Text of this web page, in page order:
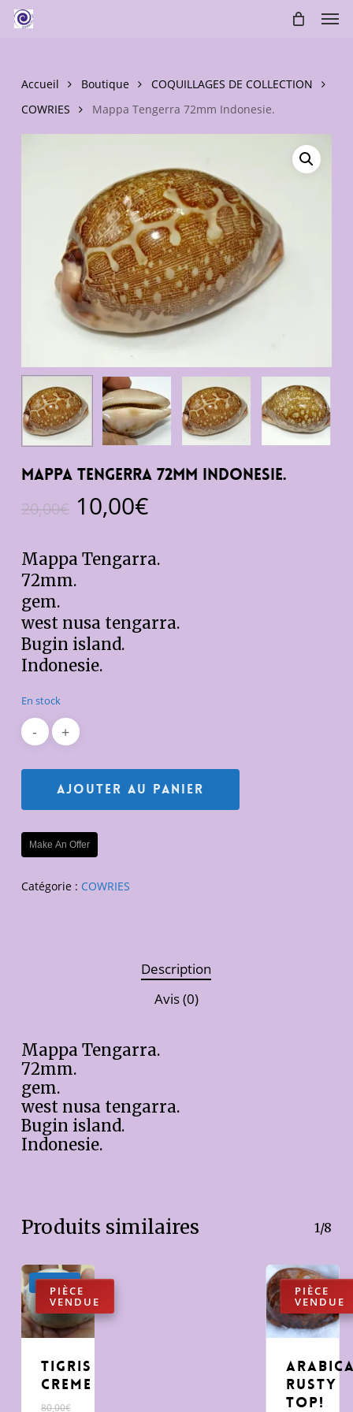
main
Accueil Boutique
COQUILLAGES DE COLLECTION
COWRIES
Mappa Tengerra 72mm Indonesie.
Mappa Tengerra 72mm Indonesie.
20,00€ Le
prix
initial
était :
10,00€Le
actuel
est :
Mappa Tengarra.
72mm.
gem.
west nusa tengarra.
Bugin island.
Indonesie.
En stock
Ajouter Au Panier
Make An Offer
Catégorie : COWRIES
Description
Avis (0)
Mappa Tengarra.
72mm.
gem.
west nusa tengarra.
Bugin island.
Indonesie.
Produits similaires 1/8
Promo !
tigris
creme
80,00€Le
Rusty
Top!